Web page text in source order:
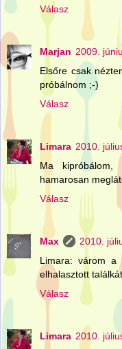
Válasz
Marjan 2009.
Elsőre csak
próbálnom ;-)
Válasz
Limara 2010.
Ma kipróbálom,
hamarosan
Válasz
Max
2010.
Limara: várom a
elhalasztott
Válasz
Limara 2010.